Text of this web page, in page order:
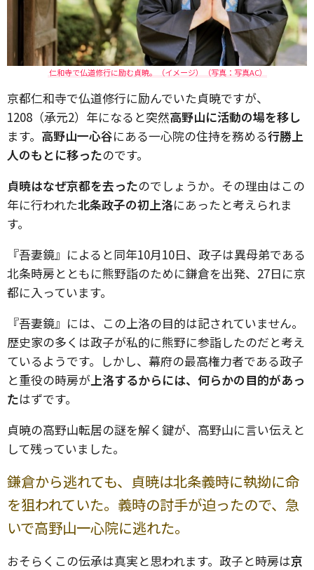
仁和寺で仏道修行に励む貞暁。（イメージ）（写真：写真AC）
京都仁和寺で仏道修行に励んでいた貞暁ですが、
1208（承元2）年になると突然高野山に活動の場を移し
ます。 高野山一心谷にある一心院の住持を務める行勝上
人のもとに移ったのです。
貞暁はなぜ京都を去ったのでしょうか。その理由はこの
年に行われた北条政子の初上洛にあったと考えられま
す。
『吾妻鏡』によると同年10月10日、政子は異母弟である
北条時房とともに熊野詣のために鎌倉を出発、27日に京
都に入っています。
『吾妻鏡』には、この上洛の目的は記されていません。
歴史家の多くは政子が私的に熊野に参詣したのだと考え
ているようです。しかし、幕府の最高権力者である政子
と重役の時房が上洛するからには、何らかの目的があっ
たはずです。
貞暁の高野山転居の謎を解く鍵が、高野山に言い伝えと
して残っていました。
鎌倉から逃れても、貞暁は北条義時に執拗に命
を狙われていた。義時の討手が迫ったので、急
いで高野山一心院に逃れた。
おそらくこの伝承は真実と思われます。政子と時房は京